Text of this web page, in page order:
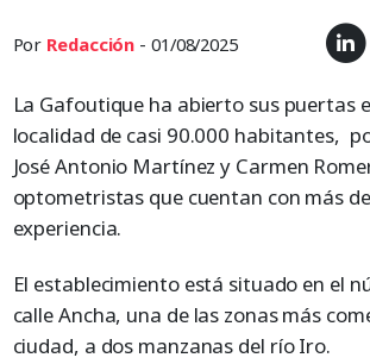
Por Redacción - 01/08/2025
La Gafoutique ha abierto sus puertas
localidad de casi 90.000 habitantes,
José Antonio Martínez y Carmen
optometristas que cuentan con más
experiencia.
El establecimiento está situado en el
calle Ancha, una de las zonas más
ciudad, a dos manzanas del río Iro.